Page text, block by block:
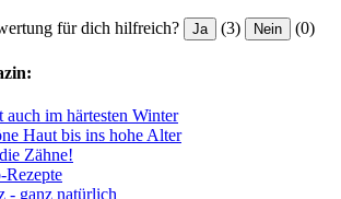
für dich hilfreich? Ja (3) Nein (0)
auch im härtesten Winter
Haut bis ins hohe Alter
Zähne!
- ganz natürlich